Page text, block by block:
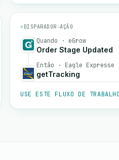
⚡ DISPARADOR→AÇÃO
Quando · eGrow
Order Stage Updated
Então · Eagle Expresse
getTracking
USE ESTE FLUXO DE